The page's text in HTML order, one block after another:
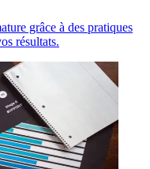
grâce à des pratiques
résultats.